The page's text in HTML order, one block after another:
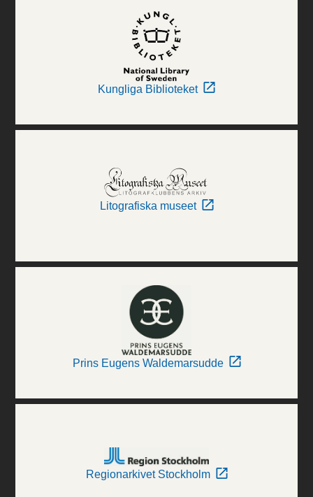
Kungliga Biblioteket
Litografiska museet
Prins Eugens Waldemarsudde
Regionarkivet Stockholm